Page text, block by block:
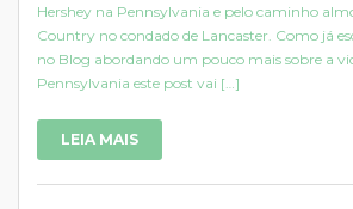
Hershey na Pennsylvania e pelo caminho
Country no condado de Lancaster. Como já
no Blog abordando um pouco mais sobre a
Pennsylvania este post vai […]
LEIA MAIS